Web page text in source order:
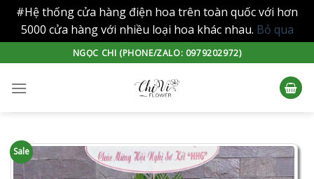
#Hệ thống cửa hàng điện hoa trên toàn quốc với hơn
5000 cửa hàng với nhiều loại hoa khác nhau. Bỏ qua
to
content
NGỌC CHI (PHONE/ZALO: 0979202972)
Sale